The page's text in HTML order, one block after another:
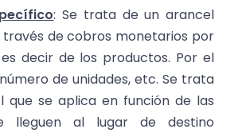
: Se trata de un arancel
de cobros monetarios por
decir de los productos. Por el
de unidades, etc. Se trata
que se aplica en función de las
lleguen al lugar de destino